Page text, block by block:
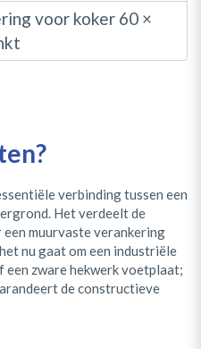
voor koker 60 ×
verbinding tussen een
Het verdeelt de
muurvaste verankering
nu gaat om een industriële
zware hekwerk voetplaat;
de constructieve